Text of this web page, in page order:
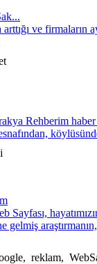
ve firmaların
Rehberim
Sayfası,
gelmiş
reklam,